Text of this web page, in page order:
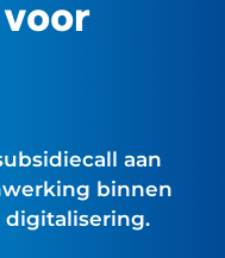
aan
binnen